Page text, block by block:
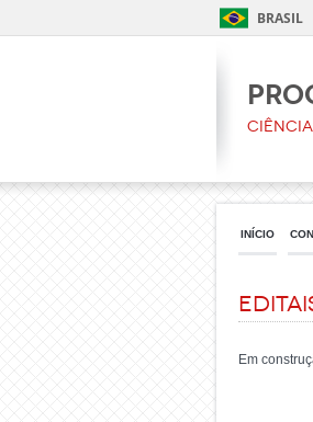
BRASIL
INÍCIO
Em